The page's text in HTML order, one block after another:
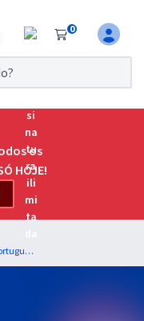
0
da
os
HOJE!
EBC - Empresa Brasil de Comunicações - Língua Portuguesa para todos os Cargos - Professores: Elias Santana, Fernando Moura e Márcio Wesley